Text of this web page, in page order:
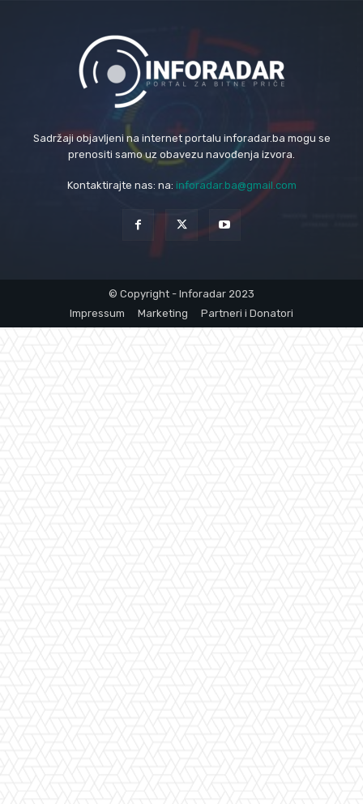
Sadržaji objavljeni na internet portalu inforadar.ba mogu se
prenositi samo uz obavezu navođenja izvora.
Kontaktirajte nas: na: inforadar.ba@gmail.com
© Copyright - Inforadar 2023
Impressum
Marketing Partneri i Donatori